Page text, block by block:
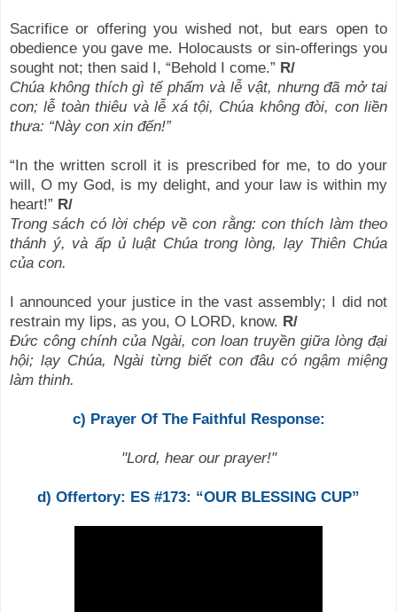
Sacrifice or offering you wished not, but ears open to
obedience you gave me. Holocausts or sin-offerings you
sought not; then said I, “Behold I come.” R/
Chúa không thích gì tế phẩm và lễ vật, nhưng đã mở tai
con; lễ toàn thiêu và lễ xá tội, Chúa không đòi, con liền
thưa: “Này con xin đến!”
“In the written scroll it is prescribed for me, to do your
will, O my God, is my delight, and your law is within my
heart!” R/
Trong sách có lời chép về con rằng: con thích làm theo
thánh ý, và ấp ủ luật Chúa trong lòng, lạy Thiên Chúa
của con.
I announced your justice in the vast assembly; I did not
restrain my lips, as you, O LORD, know. R/
Đức công chính của Ngài, con loan truyền giữa lòng đại
hội; lạy Chúa, Ngài từng biết con đâu có ngậm miệng
làm thinh.
c) Prayer Of The Faithful Response:
"Lord, hear our prayer!"
d) Offertory: ES #173: “OUR BLESSING CUP”